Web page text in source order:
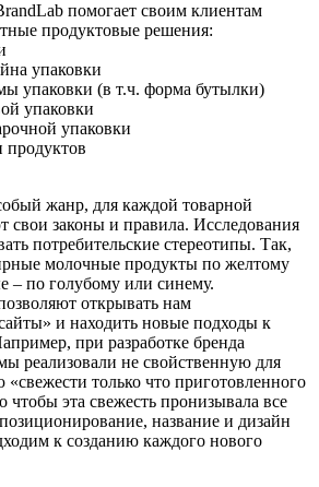
помогает своим клиентам
продуктовые решения:
упаковки
упаковки (в т.ч. форма бутылки)
упаковки
упаковки
продуктов
жанр, для каждой товарной
свои законы и правила. Исследования
потребительские стереотипы. Так,
молочные продукты по желтому
– по голубому или синему.
открывать нам
и находить новые подходы к
при разработке бренда
реализовали не свойственную для
только что приготовленного
эта свежесть пронизывала все
название и дизайн
к созданию каждого нового